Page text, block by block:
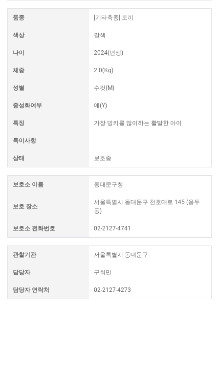
품종 [기타축종] 토끼
색상 갈색
나이 2024(년생)
체중 2.0(Kg)
성별 수컷(M)
중성화여부 예(Y)
특징 가장 빙키를 많이하는 활발한 아이
특이사항
상태 보호중
보호소 이름 동대문구청
보호 장소
서울특별시 동대문구 천호대로 145 (용두
동)
보호소 전화번호 02-2127-4741
관할기관 서울특별시 동대문구
담당자 구희민
담당자 연락처 02-2127-4273